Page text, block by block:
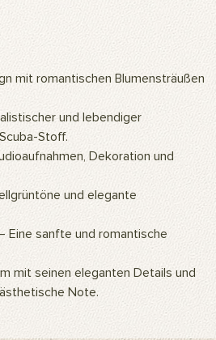
mit romantischen Blumensträußen
und lebendiger
Stoff.
Dekoration und
und elegante
Eine sanfte und romantische
mit seinen eleganten Details und
Note.